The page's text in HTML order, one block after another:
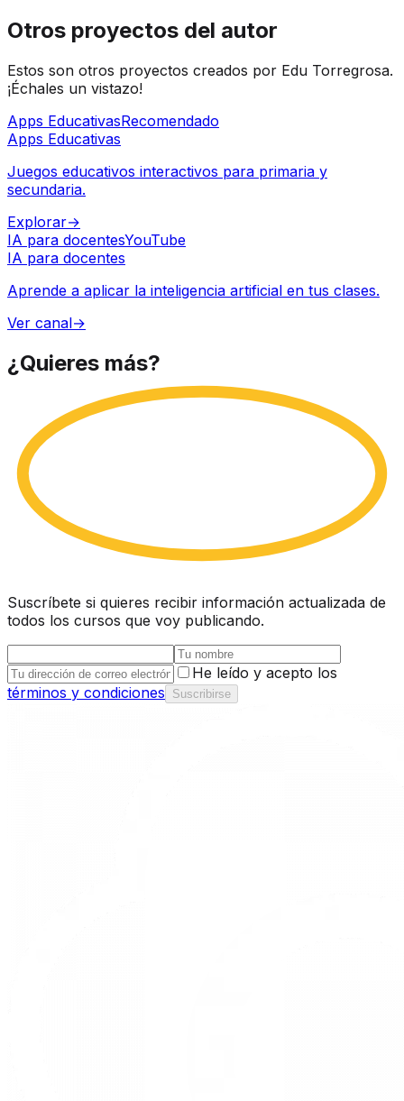
Otros proyectos del autor
Estos son otros proyectos creados por Edu Torregrosa.
¡Échales un vistazo!
Apps EducativasRecomendado
Apps Educativas
Juegos educativos interactivos para primaria y
secundaria.
Explorar→
IA para docentesYouTube
IA para docentes
Aprende a aplicar la inteligencia artificial en tus clases.
Ver canal→
¿Quieres más?
Suscríbete si quieres recibir información actualizada de
todos los cursos que voy publicando.
He leído y acepto los
términos y condiciones
Suscribirse